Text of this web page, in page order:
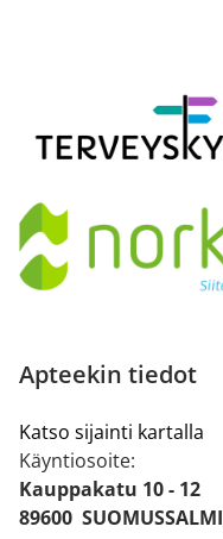
Apteekin tiedot
Katso sijainti kartalla
Käyntiosoite:
Kauppakatu 10 - 12
89600 SUOMUSSALMI